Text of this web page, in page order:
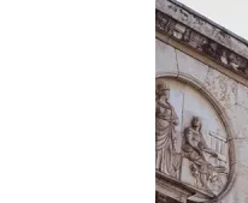
República Checa